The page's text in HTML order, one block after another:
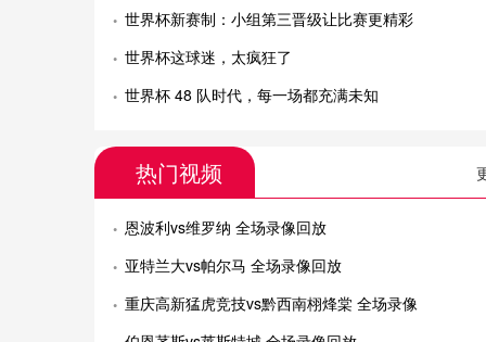
世界杯新赛制：小组第三晋级让比赛更精彩
世界杯这球迷，太疯狂了
世界杯 48 队时代，每一场都充满未知
热门视频
恩波利vs维罗纳 全场录像回放
亚特兰大vs帕尔马 全场录像回放
重庆高新猛虎竞技vs黔西南栩烽棠 全场录像